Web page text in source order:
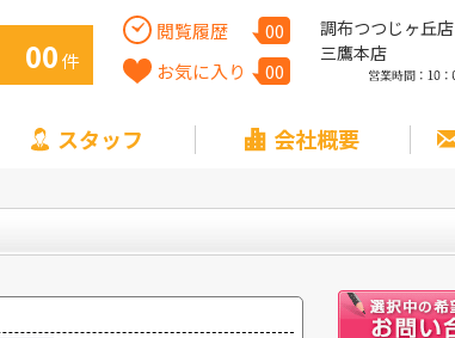
00件
閲覧履歴
00
お気に入り
00
調布つつじヶ丘店
三鷹本店
スタッフ 会社概要